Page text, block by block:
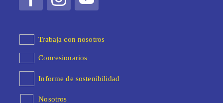
Trabaja con nosotros
Concesionarios
Informe de sostenibilidad
Nosotros